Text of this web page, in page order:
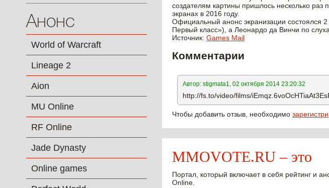
Анонс
World of Warcraft
Lineage 2
Aion
MU Online
RF Online
Jade Dynasty
Online games
создателям картины пришлось несколько раз
экранах в 2016 году.
Официальный анонс экранизации состоялся
Первый класс»), а Леонардо да Винчи по
Источник: Games Mail
Комментарии
Автор: stigmata1, 02 октября 2014 23:20:32
http://fs.to/video/films/
Чтобы добавить отзыв, необходимо
MMOVOTE.RU – это
Портал, который включает в себя рейтинг и
Online.